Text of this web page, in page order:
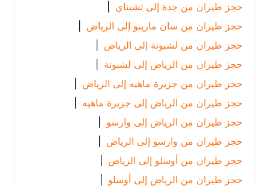
حجز طيران من جدة إلى تشيناي |
حجز طيران من سان مارينو إلى الرياض
|
حجز طيران من لشبونة إلى الرياض
|
حجز طيران من الرياض إلى لشبونة |
حجز طيران من جزيرة ماهيه إلى الرياض
|
حجز طيران من الرياض إلى جزيرة ماهيه |
حجز طيران من الرياض إلى وارسو
|
حجز طيران من وارسو إلى الرياض
|
حجز طيران من أوسلو إلى الرياض
|
حجز طيران من الرياض إلى أوسلو
|